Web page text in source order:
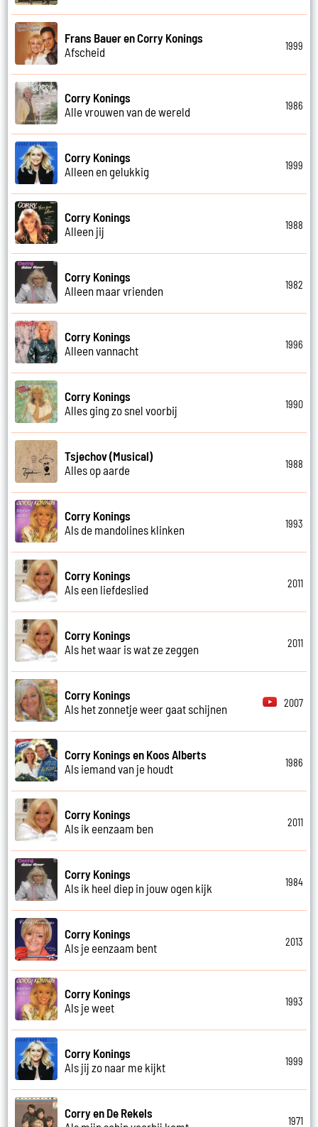
Frans Bauer en Corry Konings
Afscheid
1999
Corry Konings
Alle vrouwen van de wereld
1986
Corry Konings
Alleen en gelukkig
1999
Corry Konings
Alleen jij
1988
Corry Konings
Alleen maar vrienden
1982
Corry Konings
Alleen vannacht
1996
Corry Konings
Alles ging zo snel voorbij
1990
Tsjechov (Musical)
Alles op aarde
1988
Corry Konings
Als de mandolines klinken
1993
Corry Konings
Als een liefdeslied
2011
Corry Konings
Als het waar is wat ze zeggen
2011
Corry Konings
Als het zonnetje weer gaat schijnen
2007
Corry Konings en Koos Alberts
Als iemand van je houdt
1986
Corry Konings
Als ik eenzaam ben
2011
Corry Konings
Als ik heel diep in jouw ogen kijk
1984
Corry Konings
Als je eenzaam bent
2013
Corry Konings
Als je weet
1993
Corry Konings
Als jij zo naar me kijkt
1999
Corry en De Rekels
1971